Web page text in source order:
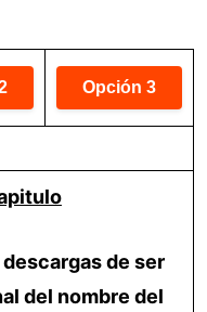
de ser
del nombre del